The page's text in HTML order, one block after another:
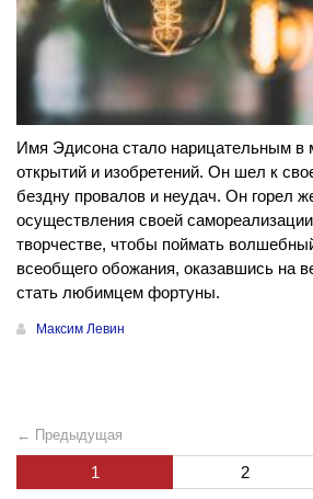
Имя Эдисона стало нарицательным в
открытий и изобретений. Он шел к
бездну провалов и неудач. Он горел
осуществления своей
творчестве, чтобы поймать
всеобщего обожания, оказавшись на
стать любимцем фортуны.
Максим Левин
← Предыдущая
1 2